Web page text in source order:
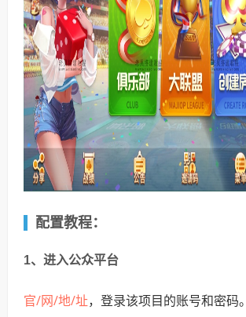
配置教程：
1、进入公众平台
官/网/地/址，登录该项目的账号和密码。